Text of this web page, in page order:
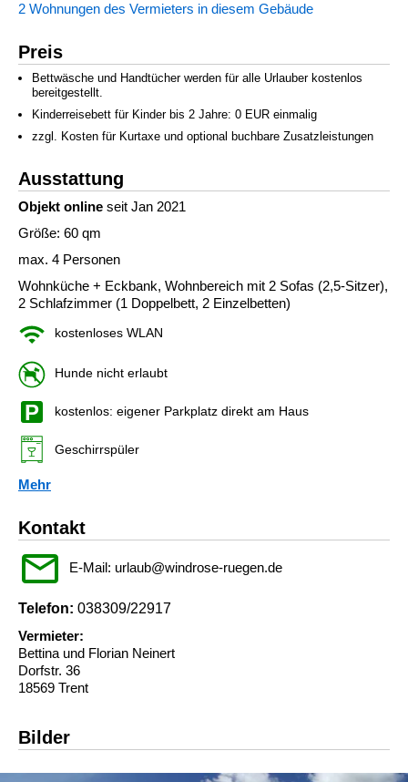
2 Wohnungen des Vermieters in diesem Gebäude
Preis
Bettwäsche und Handtücher werden für alle Urlauber kostenlos
bereitgestellt.
Kinderreisebett für Kinder bis 2 Jahre: 0 EUR einmalig
zzgl. Kosten für Kurtaxe und optional buchbare Zusatzleistungen
Ausstattung
Objekt online seit Jan 2021
Größe: 60 qm
max. 4 Personen
Wohnküche + Eckbank, Wohnbereich mit 2 Sofas (2,5-Sitzer),
2 Schlafzimmer (1 Doppelbett, 2 Einzelbetten)
kostenloses WLAN
Hunde nicht erlaubt
kostenlos: eigener Parkplatz direkt am Haus
Geschirrspüler
Mehr
Kontakt
E-Mail: urlaub@windrose-ruegen.de
Telefon: 038309/22917
Vermieter:
Bettina und Florian Neinert
Dorfstr. 36
18569 Trent
Bilder